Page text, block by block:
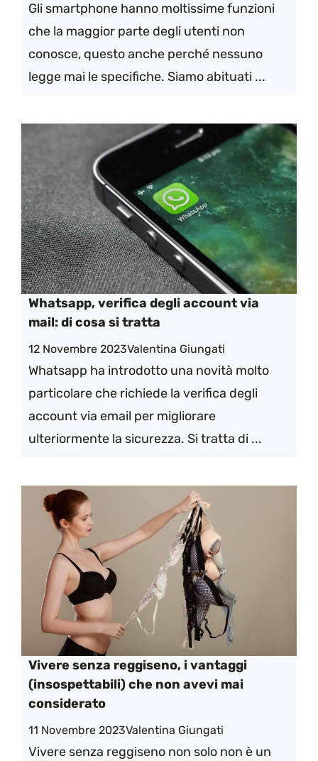
Gli smartphone hanno moltissime funzioni
che la maggior parte degli utenti non
conosce, questo anche perché nessuno
legge mai le specifiche. Siamo abituati ...
Whatsapp, verifica degli account via
mail: di cosa si tratta
12 Novembre 2023Valentina Giungati
Whatsapp ha introdotto una novità molto
particolare che richiede la verifica degli
account via email per migliorare
ulteriormente la sicurezza. Si tratta di ...
Vivere senza reggiseno, i vantaggi
(insospettabili) che non avevi mai
considerato
11 Novembre 2023Valentina Giungati
Vivere senza reggiseno non solo non è un